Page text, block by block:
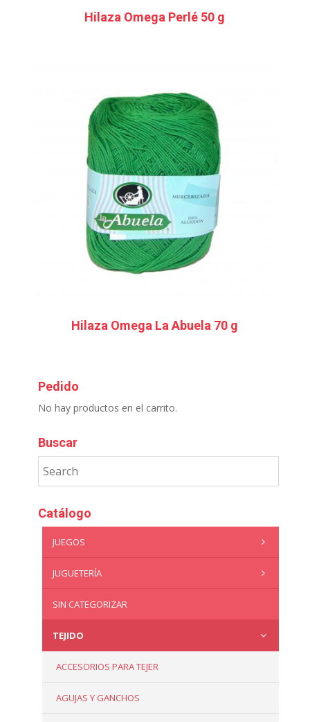
Hilaza Omega Perlé 50 g
Hilaza Omega La Abuela 70 g
Pedido
No hay productos en el carrito.
Buscar
Catálogo
JUEGOS
JUGUETERÍA
SIN CATEGORIZAR
TEJIDO
ACCESORIOS PARA TEJER
AGUJAS Y GANCHOS